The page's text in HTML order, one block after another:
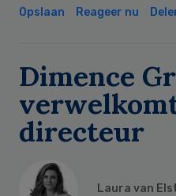
Opslaan Reageer nu
Dimence
directeur
Laura van